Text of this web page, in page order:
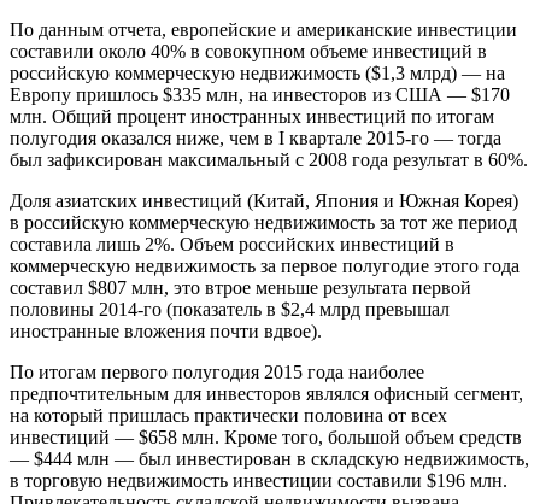
По данным отчета, европейские и американские инвестиции
составили около 40% в совокупном объеме инвестиций в
российскую коммерческую недвижимость ($1,3 млрд) — на
Европу пришлось $335 млн, на инвесторов из США — $170
млн. Общий процент иностранных инвестиций по итогам
полугодия оказался ниже, чем в I квартале 2015-го — тогда
был зафиксирован максимальный с 2008 года результат в 60%.
Доля азиатских инвестиций (Китай, Япония и Южная Корея)
в российскую коммерческую недвижимость за тот же период
составила лишь 2%. Объем российских инвестиций в
коммерческую недвижимость за первое полугодие этого года
составил $807 млн, это втрое меньше результата первой
половины 2014-го (показатель в $2,4 млрд превышал
иностранные вложения почти вдвое).
По итогам первого полугодия 2015 года наиболее
предпочтительным для инвесторов являлся офисный сегмент,
на который пришлась практически половина от всех
инвестиций — $658 млн. Кроме того, большой объем средств
— $444 млн — был инвестирован в складскую недвижимость,
в торговую недвижимость инвестиции составили $196 млн.